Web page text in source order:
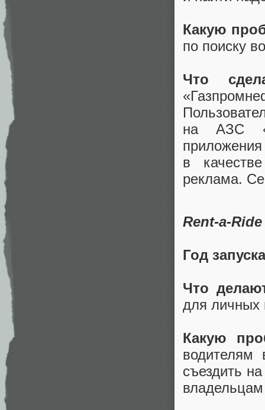
Какую
по поиску
Что
на АЗС
в
реклама.
Rent-a-Ride
Год запуска
Что
для личных
Какую
водителям
съездить